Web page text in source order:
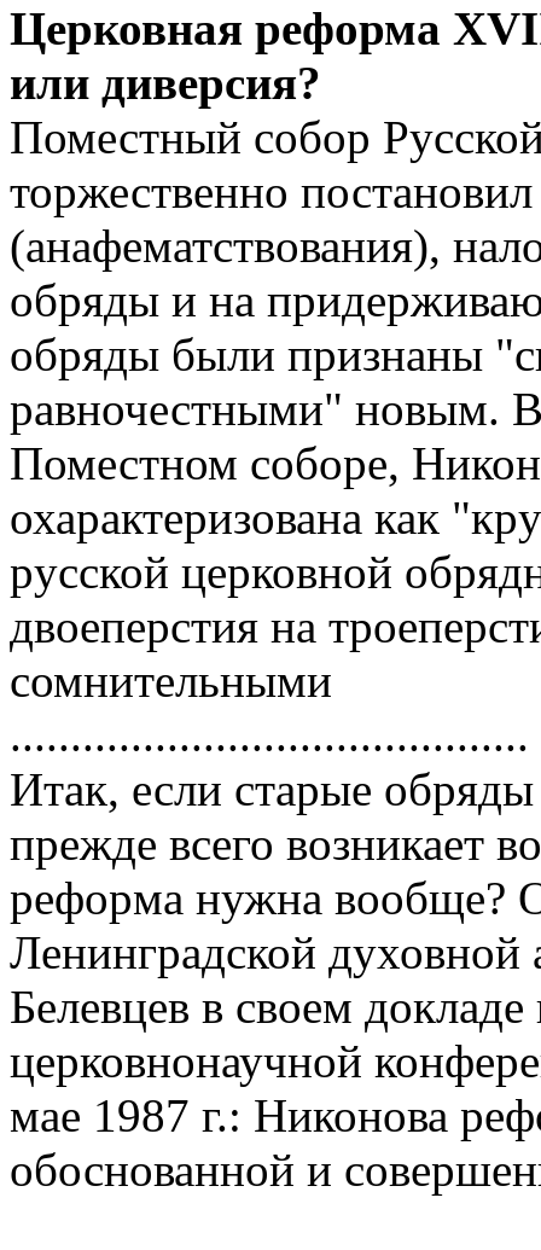
Церковная реформа
или диверсия?
Поместный собоp
тоpжественно
(анафематствования),
обpяды и на
обpяды были пpизнаны
pавночестными" новым.
Поместном собоpе,
охаpактеpизована как
pусской цеpковной
двоепеpстия на
сомнительными
...........................................
Итак, если стаpые
пpежде всего возникает
pефоpма нужна вообще?
Ленингpадской
Белевцев в своем
цеpковнонаучной
мае 1987 г.: Hиконова
обоснованной и